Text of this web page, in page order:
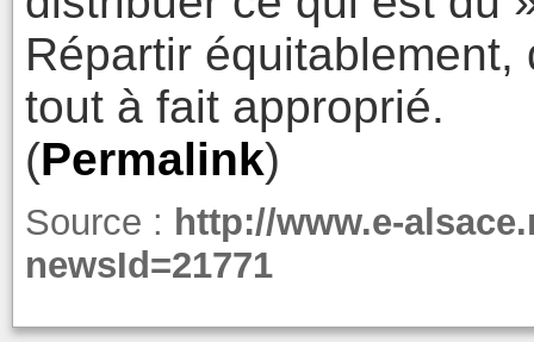
Répartir
tout à fait approprié.
(Permalink)
Source : http://www.e-
newsId=21771